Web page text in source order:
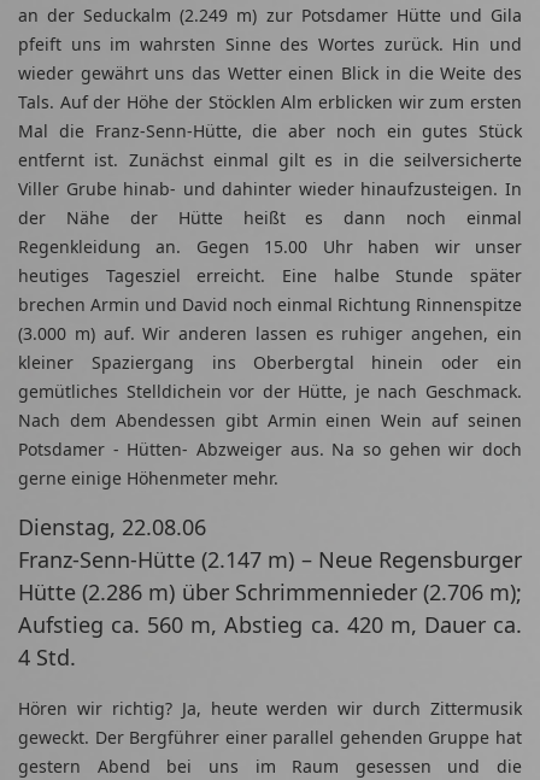
an der Seduckalm (2.249 m) zur Potsdamer Hütte und Gila
pfeift uns im wahrsten Sinne des Wortes zurück. Hin und
wieder gewährt uns das Wetter einen Blick in die Weite des
Tals. Auf der Höhe der Stöcklen Alm erblicken wir zum ersten
Mal die Franz-Senn-Hütte, die aber noch ein gutes Stück
entfernt ist. Zunächst einmal gilt es in die seilversicherte
Viller Grube hinab- und dahinter wieder hinaufzusteigen. In
der Nähe der Hütte heißt es dann noch einmal
Regenkleidung an. Gegen 15.00 Uhr haben wir unser
heutiges Tagesziel erreicht. Eine halbe Stunde später
brechen Armin und David noch einmal Richtung Rinnenspitze
(3.000 m) auf. Wir anderen lassen es ruhiger angehen, ein
kleiner Spaziergang ins Oberbergtal hinein oder ein
gemütliches Stelldichein vor der Hütte, je nach Geschmack.
Nach dem Abendessen gibt Armin einen Wein auf seinen
Potsdamer - Hütten- Abzweiger aus. Na so gehen wir doch
gerne einige Höhenmeter mehr.
Dienstag, 22.08.06
Franz-Senn-Hütte (2.147 m) – Neue Regensburger
Hütte (2.286 m) über Schrimmennieder (2.706 m);
Aufstieg ca. 560 m, Abstieg ca. 420 m, Dauer ca.
4 Std.
Hören wir richtig? Ja, heute werden wir durch Zittermusik
geweckt. Der Bergführer einer parallel gehenden Gruppe hat
gestern Abend bei uns im Raum gesessen und die